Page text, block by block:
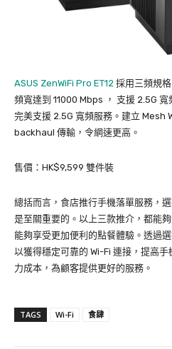
ASUS ZenWiFi Pro ET12 採用三頻規
頻寬達到 11000 Mbps ， 支援 2.5G
完美支援 2.5G 寬頻服務。建立 Mesh
backhaul 傳輸，令網速更高。
售價：HK$9,599 雙件裝
總括而言，食店推行手機落單服務，
是至關重要的。以上三款推介，都能
能夠享受更加便利的點餐體驗。透過
以獲得穩定可靠的 Wi-Fi 連接，提高
力成本，為顧客提供更好的服務。
TAGS Wi-Fi 食肆